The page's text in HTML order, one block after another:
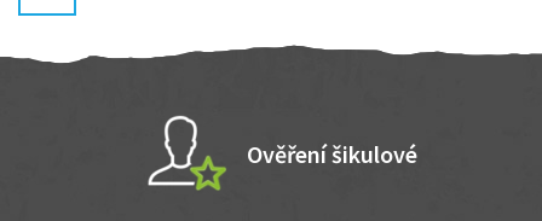
Ověření šikulové